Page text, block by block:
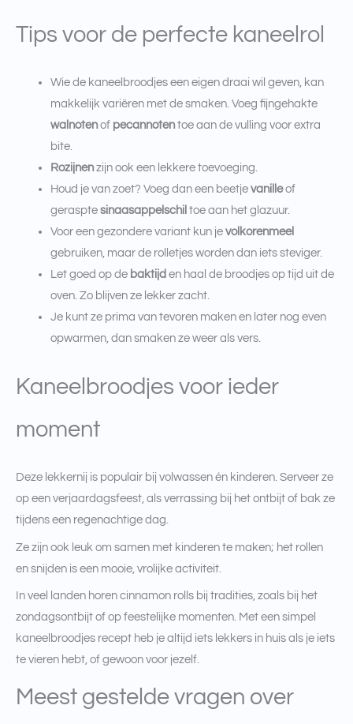
Tips voor de perfecte kaneelrol
Wie de kaneelbroodjes een eigen draai wil geven, kan
makkelijk variëren met de smaken. Voeg fijngehakte
walnotenof pecannotentoe aan de vulling voor extra
bite.
Rozijnenzijn ook een lekkere toevoeging.
Houd je van zoet? Voeg dan een beetje vanilleof
geraspte sinaasappelschil toe aan het glazuur.
Voor een gezondere variant kun je volkorenmeel
gebruiken, maar de rolletjes worden dan iets steviger.
Let goed op de baktijd en haal de broodjes op tijd uit de
oven. Zo blijven ze lekker zacht.
Je kunt ze prima van tevoren maken en later nog even
opwarmen, dan smaken ze weer als vers.
Kaneelbroodjes voor ieder
moment
Deze lekkernij is populair bij volwassen én kinderen. Serveer ze
op een verjaardagsfeest, als verrassing bij het ontbijt of bak ze
tijdens een regenachtige dag.
Ze zijn ook leuk om samen met kinderen te maken; het rollen
en snijden is een mooie, vrolijke activiteit.
In veel landen horen cinnamon rolls bij tradities, zoals bij het
zondagsontbijt of op feestelijke momenten. Met een simpel
kaneelbroodjes recept heb je altijd iets lekkers in huis als je iets
te vieren hebt, of gewoon voor jezelf.
Meest gestelde vragen over